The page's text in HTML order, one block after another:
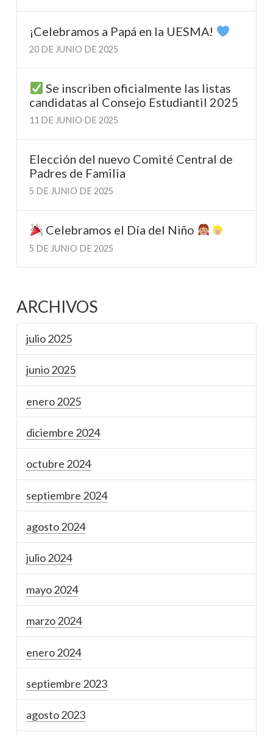
¡Celebramos a Papá en la UESMA!
20 DE JUNIO DE 2025
Se inscriben oficialmente las listas
candidatas al Consejo Estudiantil 2025
11 DE JUNIO DE 2025
Elección del nuevo Comité Central de
Padres de Familia
5 DE JUNIO DE 2025
Celebramos el Día del Niño
5 DE JUNIO DE 2025
ARCHIVOS
julio 2025
junio 2025
enero 2025
diciembre 2024
octubre 2024
septiembre 2024
agosto 2024
julio 2024
mayo 2024
marzo 2024
enero 2024
septiembre 2023
agosto 2023